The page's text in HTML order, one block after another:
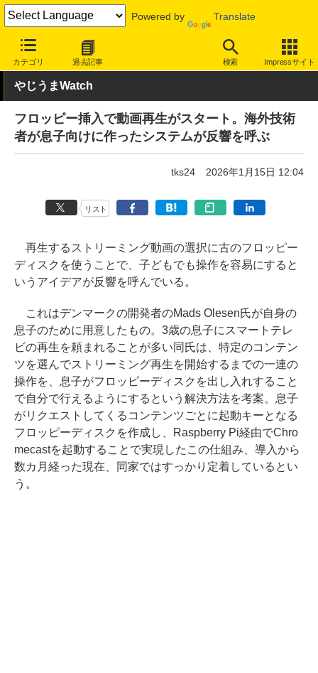
Powered by Translate
カテゴリ 過去記事 検索 Impressサイト
INTERNET Watch トピック 開発者/クリエイター
やじうまWatch
フロッピー挿入で動画再生がスタート。海外技術
者が息子向けに作ったシステムが反響を呼ぶ
tks24 2026年1月15日 12:04
リスト
再生するストリーミング動画の選択に古のフロッピー
ディスクを使うことで、子どもでも操作を容易にすると
いうアイデアが反響を呼んでいる。
これはデンマークの開発者のMads Olesen氏が自身の
息子のために用意したもの。3歳の息子にスマートテレ
ビの再生を頼まれることが多い同氏は、特定のコンテン
ツを選んでストリーミング再生を開始するまでの一連の
操作を、息子がフロッピーディスクを出し入れすること
で自分で行えるようにするという解決方法を考案。息子
がリクエストしてくるコンテンツごとに起動キーとなる
フロッピーディスクを作成し、Raspberry Pi経由でChro
mecastを起動することで実現したこの仕組み、導入から
数カ月経った現在、同家ではすっかり定着しているとい
う。